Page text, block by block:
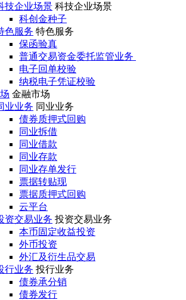
技企业场景 科技企业场景
科创金种子
色服务 特色服务
保函验真
普通交易资金委托监管业务
电子回单校验
纳税电子凭证校验
金融市场
业业务 同业业务
债券质押式回购
同业拆借
同业借款
同业存款
同业存单发行
票据转贴现
票据质押式回购
云平台
资交易业务 投资交易业务
本币固定收益投资
外币投资
外汇及衍生品交易
行业务 投行业务
债券承分销
债券发行